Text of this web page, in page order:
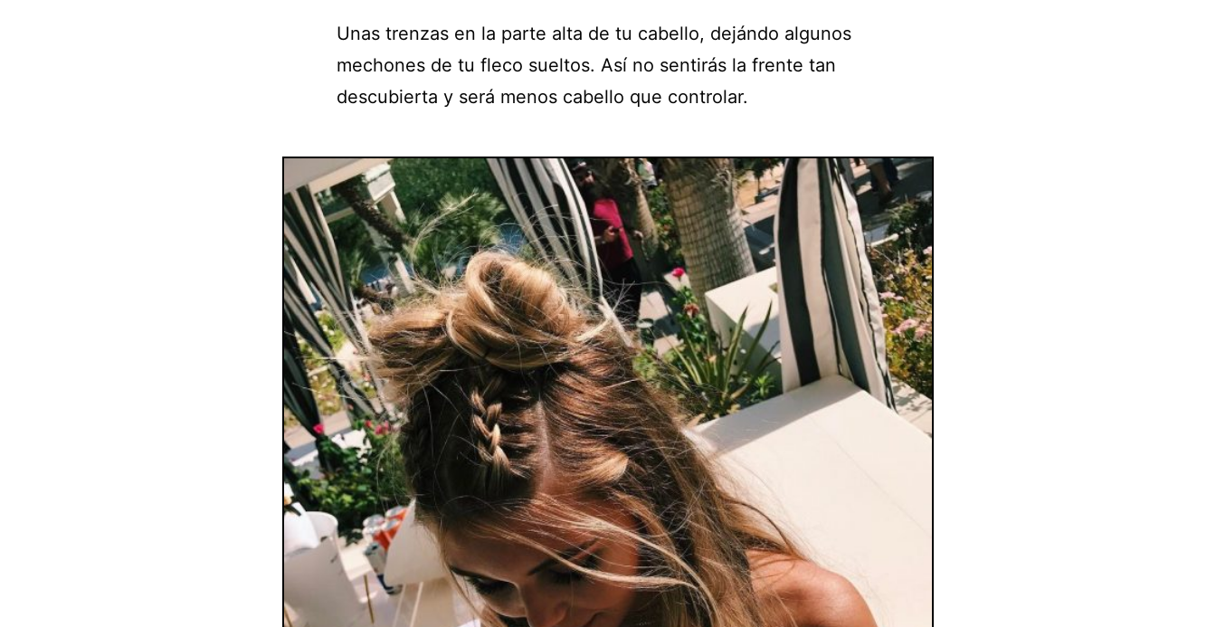
Unas trenzas en la parte alta de tu cabello, dejándo algunos
mechones de tu fleco sueltos. Así no sentirás la frente tan
descubierta y será menos cabello que controlar.